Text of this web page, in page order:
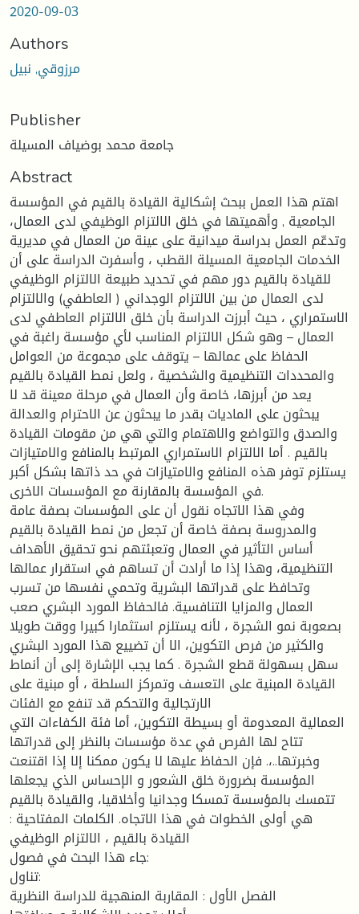
2020-09-03
Authors
مرزوقي, نبيل
Publisher
جامعة محمد بوضياف المسيلة
Abstract
اهتم هذا العمل ببحث إشكالية القيادة بالقيم في المؤسسة
الجامعية , وأهميتها في خلق الالتزام الوظيفي لدى العمال،
وتدعّم العمل بدراسة ميدانية على عينة من العمال في مديرية
الخدمات الجامعية المسيلة القطب ، وأسفرت الدراسة على أن
للقيادة بالقيم دور مهم في تحديد طبيعة الالتزام الوظيفي
لدى العمال من بين الالتزام الوجداني ( العاطفي) والالتزام
الاستمراري ، حيث أبرزت الدراسة بأن خلق الالتزام العاطفي لدى
العمال – وهو شكل الالتزام المناسب لأي مؤسسة راغبة في
الحفاظ على عمالها – يتوقف على مجموعة من العوامل
والمحددات التنظيمية والشخصية ، ولعل نمط القيادة بالقيم
يعد من أبرزها، خاصة وأن العمال في مرحلة معينة قد لا
يبحثون على الماديات بقدر ما يبحثون عن الاحترام والعدالة
والصدق والتواضع والاهتمام والتي هي من مقومات القيادة
بالقيم . أما الالتزام الاستمراري المرتبط بالمنافع والامتيازات
يستلزم توفر هذه المنافع والامتيازات في حد ذاتها بشكل أكبر
في المؤسسة بالمقارنة مع المؤسسات الاخرى.
وفي هذا الاتجاه نقول أن على المؤسسات بصفة عامة
والمدروسة بصفة خاصة أن تجعل من نمط القيادة بالقيم
أساس التأثير في العمال وتعبئتهم نحو تحقيق الأهداف
التنظيمية، وهذا إذا ما أرادت أن تساهم في استقرار عمالها
وتحافظ على قدراتها البشرية وتحمي نفسها من تسرب
العمال والمزايا التنافسية. فالحفاظ المورد البشري صعب
بصعوبة نمو الشجرة ، لأنه يستلزم استثمارا كبيرا ووقت طويلا
والكثير من فرص التكوين، الا أن تضييع هذا المورد البشري
سهل بسهولة قطع الشجرة . كما يجب الإشارة إلى أن أنماط
القيادة المبنية على التعسف وتمركز السلطة ، أو مبنية على
الارتجالية والتحكم قد تنفع مع الفئات
العمالية المعدومة أو بسيطة التكوين، أما فئة الكفاءات التي
تتاح لها الفرص في عدة مؤسسات بالنظر إلى قدراتها
وخبرتها..،. فإن الحفاظ عليها لا يكون ممكنا إلا إذا اقتنعت
المؤسسة بضرورة خلق الشعور و الإحساس الذي يجعلها
تتمسك بالمؤسسة تمسكا وجدانيا وأخلاقيا، والقيادة بالقيم
هي أولى الخطوات في هذا الاتجاه. الكلمات المفتاحية :
القيادة بالقيم ، الالتزام الوظيفي
جاء هذا البحث في فصول:
تناول:
الفصل الأول : المقاربة المنهجية للدراسة النظرية